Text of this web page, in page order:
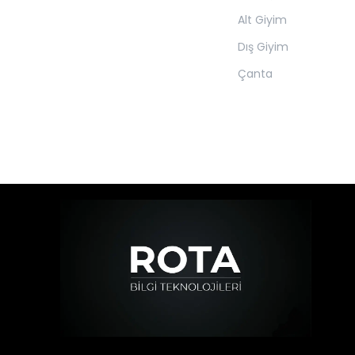
Alt Giyim
Dış Giyim
Çanta